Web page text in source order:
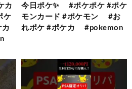
カ
ケ
今日ポケ✨️ #ポケポケ #ポケ
モンカード #ポケモン #お
れポケ #ポケカ #pokemon